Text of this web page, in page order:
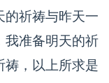
的祈祷与昨天一
我准备明天的祈
祷，以上所求是